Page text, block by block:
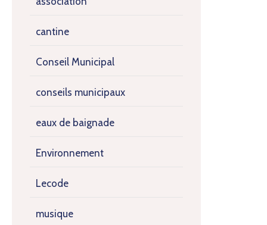
cantine
Conseil Municipal
conseils municipaux
eaux de baignade
Environnement
Lecode
musique